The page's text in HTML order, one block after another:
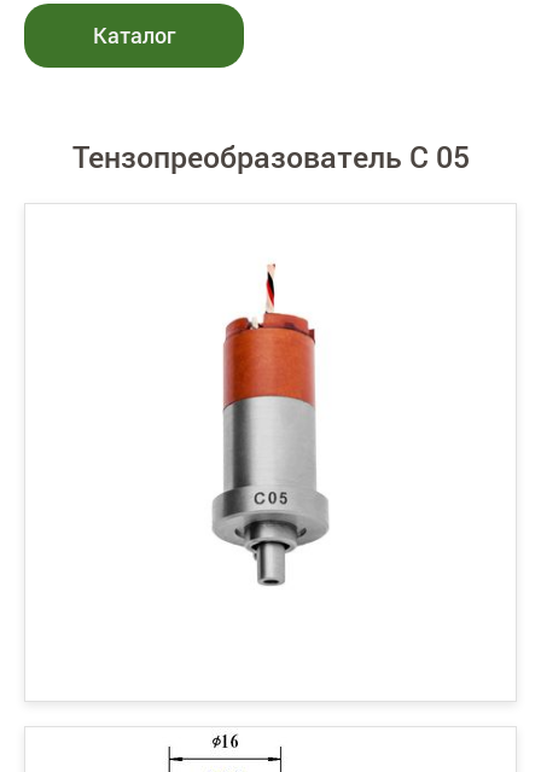
Каталог
Тензопреобразователь C 05